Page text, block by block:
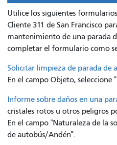
Utilice los siguientes
Cliente 311 de San Francisco
mantenimiento de una parada
completar el formulario como
Solicitar limpieza de parada de
En el campo Objeto, seleccione
Informe sobre daños en una
cristales rotos u otros peligros
En el campo "Naturaleza de la
de autobús/Andén".